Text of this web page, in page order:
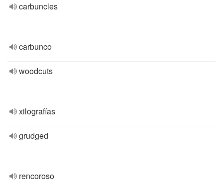
carbuncles
carbunco
woodcuts
xilografías
grudged
rencoroso